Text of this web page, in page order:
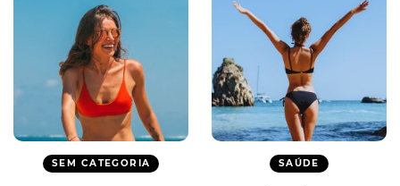
SEM CATEGORIA SAÚDE